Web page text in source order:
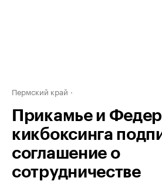
Пермский край
Прикамье и
кикбоксинга
соглашение о
сотрудничестве